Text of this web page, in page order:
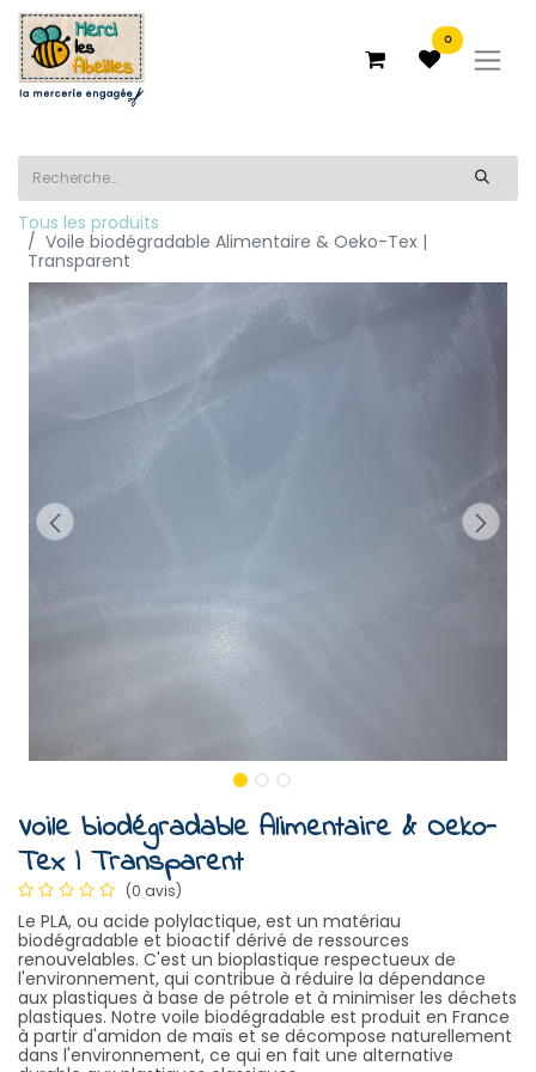
0
Tous les produits
Voile biodégradable Alimentaire & Oeko-Tex |
Transparent
Voile biodégradable Alimentaire & Oeko-
Tex | Transparent
(0 avis)
Le PLA, ou acide polylactique, est un matériau
biodégradable et bioactif dérivé de ressources
renouvelables. C'est un bioplastique respectueux de
l'environnement, qui contribue à réduire la dépendance
aux plastiques à base de pétrole et à minimiser les déchets
plastiques. Notre voile biodégradable est produit en France
à partir d'amidon de maïs et se décompose naturellement
dans l'environnement, ce qui en fait une alternative